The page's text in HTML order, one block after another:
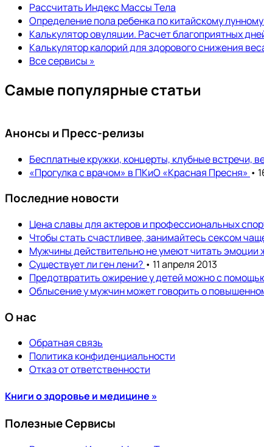
Рассчитать Индекс Массы Тела
Определение пола ребенка по китайскому
Калькулятор овуляции. Расчет благоприятных
Калькулятор калорий для здорового снижения
Все сервисы »
Самые популярные статьи
Анонсы и Пресс-релизы
Бесплатные кружки, концерты, клубные встречи,
«Прогулка с врачом» в ПКиО «Красная Пресня» •
Последние новости
Цена славы для актеров и профессиональных
Чтобы стать счастливее, занимайтесь сексом
Мужчины действительно не умеют читать эмоции
Существует ли ген лени? • 11 апреля 2013
Предотвратить ожирение у детей можно с
Облысение у мужчин может говорить о
О нас
Обратная связь
Политика конфиденциальности
Отказ от ответственности
Книги о здоровье и медицине »
Полезные Сервисы